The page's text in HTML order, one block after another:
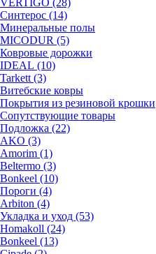
VERTIGO (28)
Синтерос (14)
Минеральные полы
MICODUR (5)
Ковровые дорожки
IDEAL (10)
Tarkett (3)
Витебские ковры
Покрытия из резиновой крошки
Сопутствующие товары
Подложка (22)
AKO (3)
Amorim (1)
Beltermo (3)
Bonkeel (10)
Пороги (4)
Arbiton (4)
Укладка и уход (53)
Homakoll (24)
Bonkeel (13)